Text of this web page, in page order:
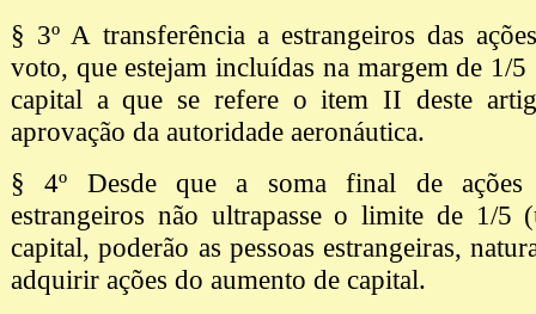
§ 3º A transferência a estrangeiros das
voto, que estejam incluídas na margem de 1/
capital a que se refere o item II deste
aprovação da autoridade aeronáutica.
§ 4º Desde que a soma final de
estrangeiros não ultrapasse o limite de 1/5
capital, poderão as pessoas estrangeiras,
adquirir ações do aumento de capital.